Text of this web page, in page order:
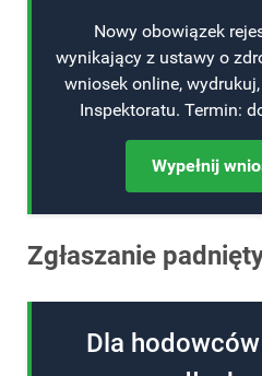
Nowy obowiązek
wynikający z ustawy o
wniosek online,
Inspektoratu. Termin:
Wypełnij
Zgłaszanie
Dla